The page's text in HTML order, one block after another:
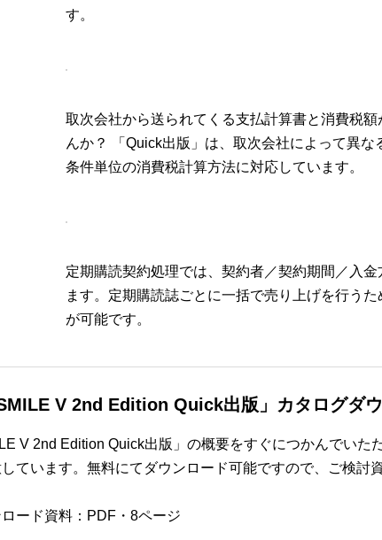
す。
取次会社から送られてくる支払計算書と消費税
んか？ 「Quick出版」は、取次会社によって異な
条件単位の消費税計算方法に対応しています。
定期購読契約処理では、契約者／契約期間／入
ます。定期購読誌ごとに一括で売り上げを行う
が可能です。
SMILE V 2nd Edition Quick出版」カタログダ
V 2nd Edition Quick出版」の概要をすぐにつかんでいた
しています。無料にてダウンロード可能ですので、ご検討
ロード資料：PDF・8ページ